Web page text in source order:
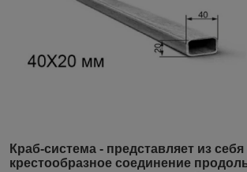
Краб-система - представляет из себя
крестообразное соединение